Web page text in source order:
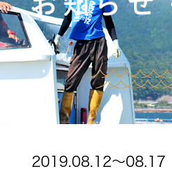
2019.08.12～08.17